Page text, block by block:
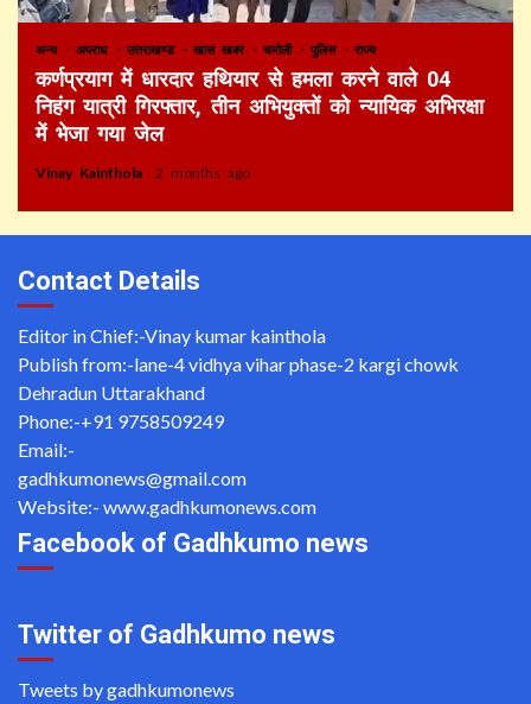
अन्य अपराध उत्तराखण्ड खास खबर चमोली पुलिस राज्य
कर्णप्रयाग में धारदार हथियार से हमला करने वाले 04
निहंग यात्री गिरफ्तार, तीन अभियुक्तों को न्यायिक अभिरक्षा
में भेजा गया जेल
Vinay Kainthola 2 months ago
Contact Details
Editor in Chief:-Vinay kumar kainthola
Publish from:-lane-4 vidhya vihar phase-2 kargi chowk
Dehradun Uttarakhand
Phone:-+91 9758509249
Email:-
gadhkumonews@gmail.com
Website:- www.gadhkumonews.com
Facebook of Gadhkumo news
Twitter of Gadhkumo news
Tweets by gadhkumonews